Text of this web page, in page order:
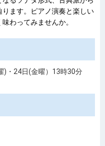
ます。ピアノ演奏と楽しい
わってみませんか。
)・24日(金曜）13時30分